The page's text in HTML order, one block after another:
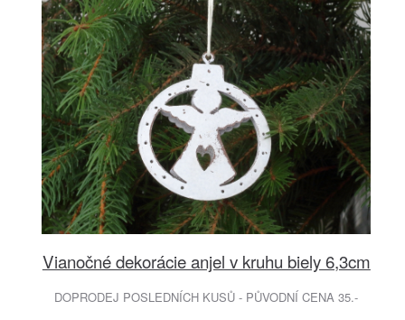
Vianočné dekorácie anjel v kruhu biely 6,3cm
DOPRODEJ POSLEDNÍCH KUSŮ - PŮVODNÍ CENA 35.-